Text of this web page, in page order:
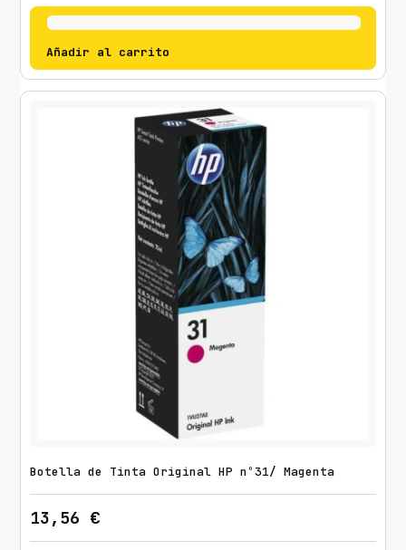
Añadir al carrito
Botella de Tinta Original HP nº31/ Magenta
13,56 €